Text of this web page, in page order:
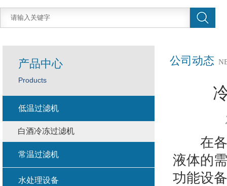
公司动态
在各
液体的
功能设
产品中心
Products
低温过滤机
白酒冷冻过滤机
常温过滤机
水处理设备